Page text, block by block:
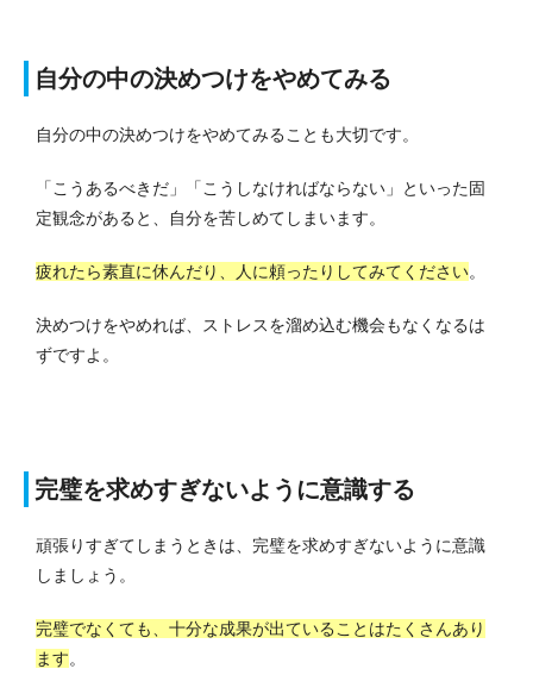
自分の中の決めつけをやめてみる
自分の中の決めつけをやめてみることも大切です。
「こうあるべきだ」「こうしなければならない」といった固
定観念があると、自分を苦しめてしまいます。
疲れたら素直に休んだり、人に頼ったりしてみてください。
決めつけをやめれば、ストレスを溜め込む機会もなくなるは
ずですよ。
完璧を求めすぎないように意識する
頑張りすぎてしまうときは、完璧を求めすぎないように意識
しましょう。
完璧でなくても、十分な成果が出ていることはたくさんあり
ます。